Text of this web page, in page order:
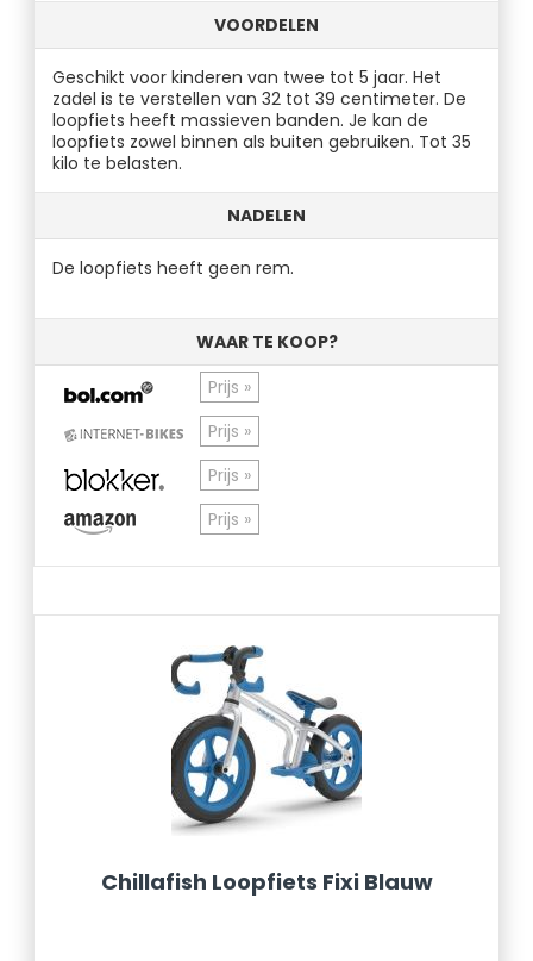
VOORDELEN
Geschikt voor kinderen van twee tot 5 jaar. Het
zadel is te verstellen van 32 tot 39 centimeter. De
loopfiets heeft massieven banden. Je kan de
loopfiets zowel binnen als buiten gebruiken. Tot 35
kilo te belasten.
NADELEN
De loopfiets heeft geen rem.
WAAR TE KOOP?
Prijs »
Prijs »
Prijs »
Prijs »
Chillafish Loopfiets Fixi Blauw